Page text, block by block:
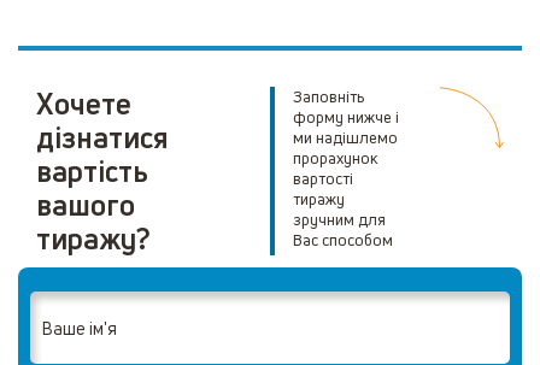
Хочете
дізнатися
вартість
вашого
тиражу?
Заповніть
форму нижче і
ми надішлемо
прорахунок
вартості
тиражу
зручним для
Вас способом